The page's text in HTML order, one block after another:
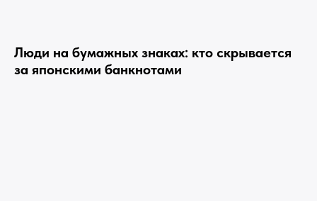
Люди на бумажных знаках: кто скрывается
за японскими банкнотами